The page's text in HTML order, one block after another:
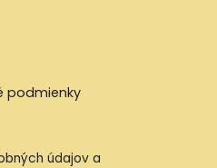
podmienky
údajov a